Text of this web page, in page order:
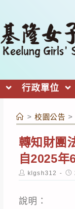
行政單位
> 校園公告 >
轉知財團
自2025年
Post
author:
klgsh312
說明：